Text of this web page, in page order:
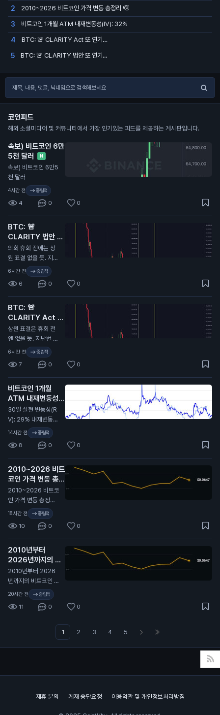
2 2010~2026 비트코인 가격 변동 총정리 🫡
3 비트코인 1개월 ATM 내재변동성(IV): 32%
4 BTC: 🚨 CLARITY Act 또 연기…
5 BTC: 🚨 CLARITY 법안 또 연기...
코인피드
해외 소셜미디어 및 커뮤니티에서 가장 인기있는 피드를 제공하는 게시판입니다.
속보) 비트코인 6만
5천 달러
N
속보) 비트코인 6만5
천 달러
4시간 전 중립적
4 0 0
BTC: 🚨
CLARITY 법안 또
연기...
N
의회 휴회 전에는 상
원 표결 없을 듯. 지난
번에 CLARITY 법안
이 미뤄졌을 때 비트
코인 9.7만 달러에서
6.4만 달러로 떡락했
었음. 무슨 말인지 감
오지...
6시간 전 중립적
6 0 0
BTC: 🚨
CLARITY Act 또
연기…
N
상원 표결은 휴회 전
엔 없을 듯. 지난번 C
LARITY Act가 미뤄
졌을 때 비트코인이
9.7만 달러에서 6.4
만 달러까지 떡락했었
지. 무슨 뜻인지 알
지…
6시간 전 중립적
7 0 0
비트코인 1개월
ATM 내재변동성
(IV): 32%
N
30일 실현 변동성(R
V): 29% 내재변동성
이 실현 대비 2.4포인
트 높게 형성돼 있고,
지난 2년 기준 대략 4
6퍼센타일 구간. 극단
적이진 않지만 옵션
시장은 여전히 최근
비트코인이 보여준 것
보다 더 큰 움직임을
프라이싱 중. 여기서
실현 변동성이 따라
올라갈까, 아니면 내
재 변동성이 계속 눌
릴까?
14시간 전 중립적
8 0 0
2010~2026 비트
코인 가격 변동 총정
리 🫡
N
2010~2026 비트코
인 가격 변동 총정리
🫡
18시간 전 중립적
10 0 0
2010년부터
2026년까지의 비
트코인 가격 변동 전
체 역사. 🫡
N
2010년부터 2026
년까지의 비트코인 가
격 변동 전체 역사. 🫡
20시간 전 중립적
11 0 0
1 2 3 4 5
제휴 문의 게재 중단요청 이용약관 및 개인정보처리방침